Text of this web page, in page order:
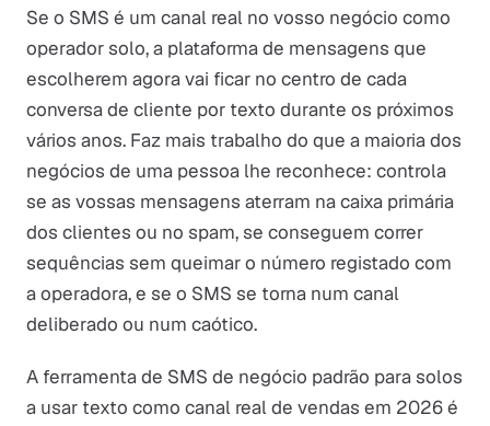
Se o SMS é um canal real no vosso negócio como
operador solo, a plataforma de mensagens que
escolherem agora vai ficar no centro de cada
conversa de cliente por texto durante os próximos
vários anos. Faz mais trabalho do que a maioria dos
negócios de uma pessoa lhe reconhece: controla
se as vossas mensagens aterram na caixa primária
dos clientes ou no spam, se conseguem correr
sequências sem queimar o número registado com
a operadora, e se o SMS se torna num canal
deliberado ou num caótico.
A ferramenta de SMS de negócio padrão para solos
a usar texto como canal real de vendas em 2026 é